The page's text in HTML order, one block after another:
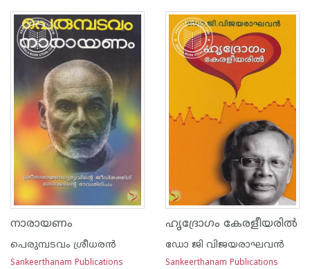
നാരായണം
പെരുമ്പടവം ശ്രീധര‌ന്‍
Sankeerthanam Publications
ഹൃദ്രോഗം കേരളീയരില്‍
ഡോ ജി വിജയരാഘവന്‍
Sankeerthanam Publications